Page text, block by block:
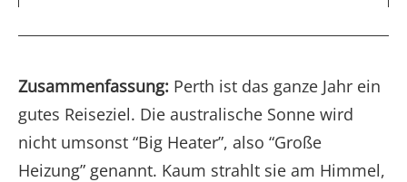
Zusammenfassung: Perth ist das ganze Jahr ein
gutes Reiseziel. Die australische Sonne wird
nicht umsonst “Big Heater”, also “Große
Heizung” genannt. Kaum strahlt sie am Himmel,